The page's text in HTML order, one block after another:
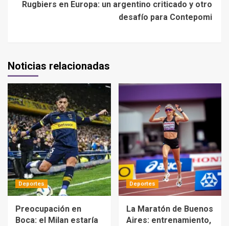
Rugbiers en Europa: un argentino criticado y otro
desafío para Contepomi
Noticias relacionadas
Deportes
Preocupación en
Boca: el Milan estaría
Deportes
La Maratón de Buenos
Aires: entrenamiento,